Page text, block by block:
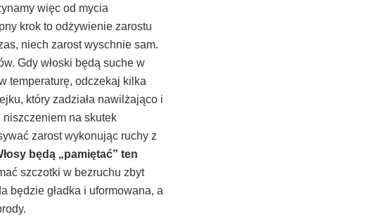
więc od mycia
krok to odżywienie zarostu
niech zarost wyschnie sam.
Gdy włoski będą suche w
temperaturę, odczekaj kilka
który zadziała nawilżająco i
na skutek
zarost wykonując ruchy z
będą „pamiętać” ten
szczotki w bezruchu zbyt
będzie gładka i uformowana, a